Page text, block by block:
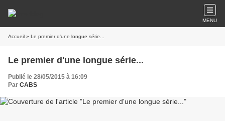
MENU
Accueil » Le premier d'une longue série...
Le premier d'une longue série...
Publié le 28/05/2015 à 16:09
Par CABS